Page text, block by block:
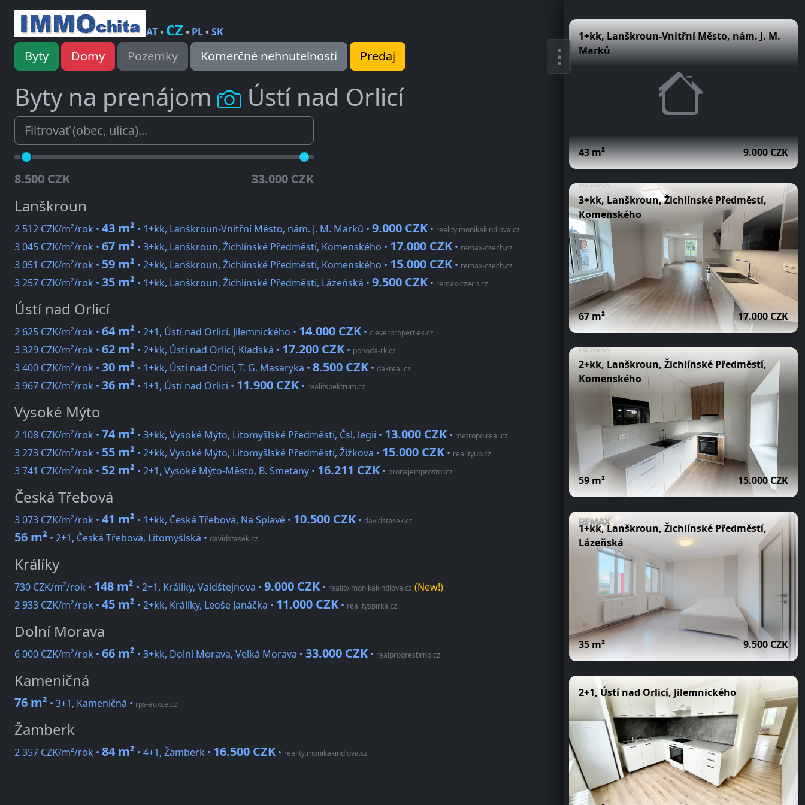
AT• CZ• PL•SK
Byty Domy Pozemky Komerčné nehnuteľnosti Predaj
Byty na prenájom Ústí nad Orlicí
8.500 CZK 33.000 CZK
Lanškroun
2 512 CZK/m²/rok • 43 m² • 1+kk, Lanškroun-Vnitřní Město, nám. J. M. Marků • 9.000 CZK • reality.monikakindlova.cz
3 045 CZK/m²/rok • 67 m² • 3+kk, Lanškroun, Žichlínské Předměstí, Komenského • 17.000 CZK • remax-czech.cz
3 051 CZK/m²/rok • 59 m² • 2+kk, Lanškroun, Žichlínské Předměstí, Komenského • 15.000 CZK • remax-czech.cz
3 257 CZK/m²/rok • 35 m² • 1+kk, Lanškroun, Žichlínské Předměstí, Lázeňská • 9.500 CZK • remax-czech.cz
Ústí nad Orlicí
2 625 CZK/m²/rok • 64 m² • 2+1, Ústí nad Orlicí, Jilemnického • 14.000 CZK • cleverproperties.cz
3 329 CZK/m²/rok • 62 m² • 2+kk, Ústí nad Orlicí, Kladská • 17.200 CZK • pohoda-rk.cz
3 400 CZK/m²/rok • 30 m² • 1+kk, Ústí nad Orlicí, T. G. Masaryka • 8.500 CZK • dakreal.cz
3 967 CZK/m²/rok • 36 m² • 1+1, Ústí nad Orlicí • 11.900 CZK • realitspektrum.cz
Vysoké Mýto
2 108 CZK/m²/rok • 74 m² • 3+kk, Vysoké Mýto, Litomyšlské Předměstí, Čsl. legií • 13.000 CZK • metropolreal.cz
3 273 CZK/m²/rok • 55 m² • 2+kk, Vysoké Mýto, Litomyšlské Předměstí, Žižkova • 15.000 CZK • realityuo.cz
3 741 CZK/m²/rok • 52 m² • 2+1, Vysoké Mýto-Město, B. Smetany • 16.211 CZK • pronajemprostor.cz
Česká Třebová
3 073 CZK/m²/rok • 41 m² • 1+kk, Česká Třebová, Na Splavě • 10.500 CZK • davidstasek.cz
56 m² • 2+1, Česká Třebová, Litomyšlská • davidstasek.cz
Králíky
730 CZK/m²/rok • 148 m² • 2+1, Králíky, Valdštejnova • 9.000 CZK • reality.monikakindlova.cz (New!)
2 933 CZK/m²/rok • 45 m² • 2+kk, Králíky, Leoše Janáčka • 11.000 CZK • realityspirka.cz
Dolní Morava
6 000 CZK/m²/rok • 66 m² • 3+kk, Dolní Morava, Velká Morava • 33.000 CZK • realprogresbrno.cz
Kameničná
76 m² • 3+1, Kameničná • rps-aukce.cz
Žamberk
2 357 CZK/m²/rok • 84 m² • 4+1, Žamberk • 16.500 CZK • reality.monikakindlova.cz